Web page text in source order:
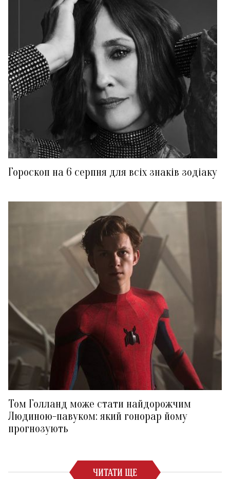
Гороскоп на 6 серпня для всіх знаків зодіаку
Том Голланд може стати найдорожчим
Людиною-павуком: який гонорар йому
прогнозують
ЧИТАТИ ЩЕ